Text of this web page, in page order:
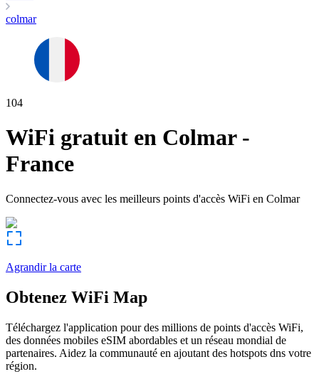
colmar
104
WiFi gratuit en Colmar-
France
Connectez-vous avec les meilleurs points d'accès WiFi en Colmar
Agrandir la carte
Obtenez WiFi Map
Téléchargez l'application pour des millions de points d'accès WiFi,
des données mobiles eSIM abordables et un réseau mondial de
partenaires. Aidez la communauté en ajoutant des hotspots dns votre
région.